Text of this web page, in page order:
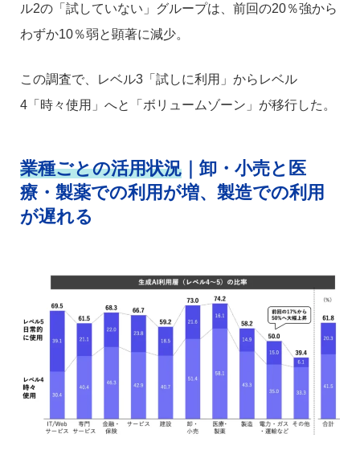
ル2の「試していない」グループは、前回の20％強から
わずか10％弱と顕著に減少。
この調査で、レベル3「試しに利用」からレベル
4「時々使用」へと「ボリュームゾーン」が移行した。
業種ごとの活用状況 ｜卸・小売と医
療・製薬での利用が増、製造での利用
が遅れる